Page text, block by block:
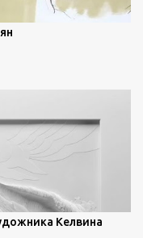
Для
–
Келвина